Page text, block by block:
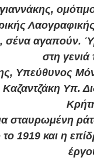
σένα αγαπούν.
στη γενιά
Υπεύθυνος
Υπ.
σταυρωμένη
1919 και η